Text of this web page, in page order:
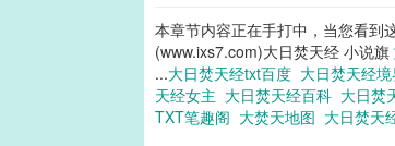
本章节内容正在手打中，当您看到
(www.ixs7.com)大日焚天经 小说旗
...大日焚天经txt百度 大日焚天经
天经女主 大日焚天经百科 大日焚
TXT笔趣阁 大焚天地图 大日焚天